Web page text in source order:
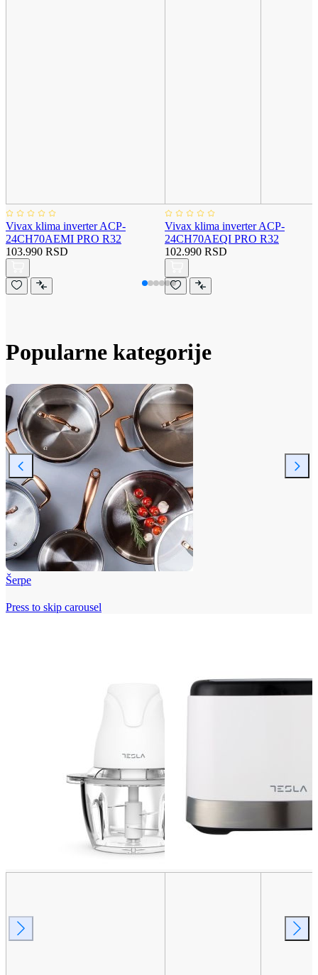
Vivax klima inverter ACP-
24CH70AEMI PRO R32
103.990 RSD
Vivax klima inverter ACP-
24CH70AEQI PRO R32
102.990 RSD
Popularne kategorije
Šerpe
Press to skip carousel